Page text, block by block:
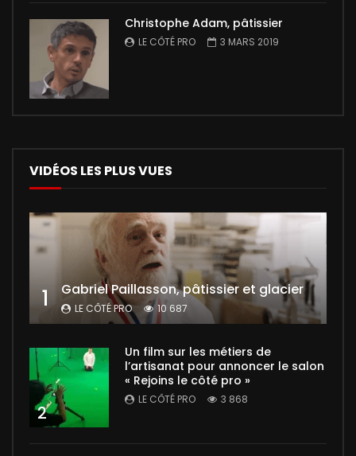
Christophe Adam, pâtissier
LE CÔTÉ PRO 3 MARS 2019
VIDÉOS LES PLUS VUES
1 Gabriel Paillasson, pâtissier et glacier
LE CÔTÉ PRO 10 687
2
Un film sur les métiers de
l’artisanat pour annoncer le salon
« Rejoins le côté pro »
LE CÔTÉ PRO 3 868